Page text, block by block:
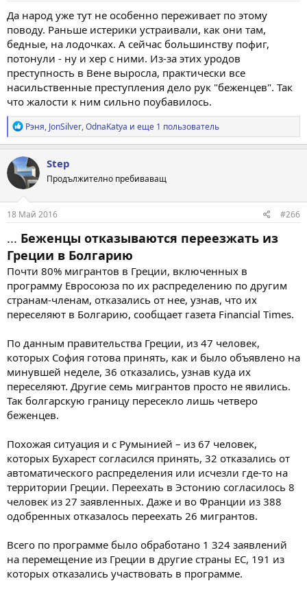
Да народ уже тут не особенно переживает по этому
поводу. Раньше истерики устраивали, как они там,
бедные, на лодочках. А сейчас большинству пофиг,
потонули - ну и хер с ними. Из-за этих уродов
преступность в Вене выросла, практически все
насильственные преступления дело рук "беженцев". Так
что жалости к ним сильно поубавилось.
Р
е
а
к
ц
и
и
:
Рэня, JonSilver,OdnaKatya и еще 1 пользователь
Step
Продължително пребиваващ
18 Май 2016 #266
... Беженцы отказываются переезжать из
Греции в Болгарию
Почти 80% мигрантов в Греции, включенных в
программу Евросоюза по их распределению по другим
странам-членам, отказались от нее, узнав, что их
переселяют в Болгарию, сообщает газета Financial Times.
По данным правительства Греции, из 47 человек,
которых София готова принять, как и было объявлено на
минувшей неделе, 36 отказались, узнав куда их
переселяют. Другие семь мигрантов просто не явились.
Так болгарскую границу пересекло лишь четверо
беженцев.
Похожая ситуация и с Румынией – из 67 человек,
которых Бухарест согласился принять, 32 отказались от
автоматического распределения или исчезли где-то на
территории Греции. Переехать в Эстонию согласилось 8
человек из 27 заявленных. Даже и во Франции из 388
одобренных отказалось переехать 26 мигрантов.
Всего по программе было обработано 1 324 заявлений
на перемещение из Греции в другие страны ЕС, 191 из
которых отказались участвовать в программе.